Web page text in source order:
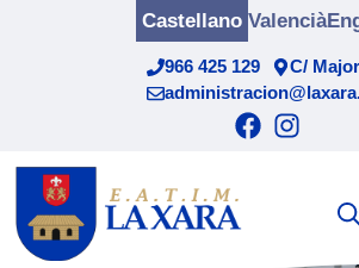
966 425 129
C/
Castellano Valencià